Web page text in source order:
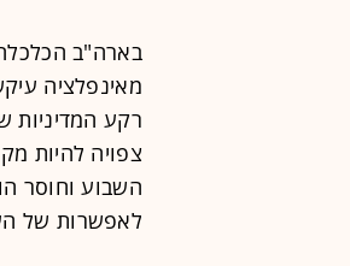
בארה"ב
מאינפלציה
רקע המדיניות
צפויה להיות
השבוע וחוסר
לאפשרות של